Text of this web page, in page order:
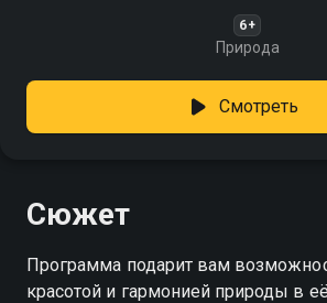
6+
Природа
Смотреть
Сюжет
Программа подарит вам
красотой и гармонией природы в